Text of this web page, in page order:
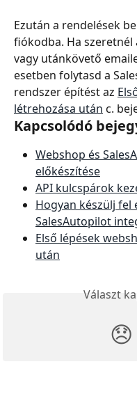
Ezután a rendelések
fiókodba. Ha
vagy utánkövető
esetben folytasd a
rendszer építést az
létrehozása után c.
Kapcsolódó
Webshop és
előkészítése
API kulcspárok
Hogyan készülj fel
SalesAutopilot
Első lépések
után
Választ
😞